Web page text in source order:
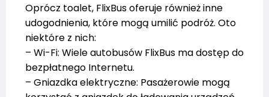
Oprócz toalet, FlixBus oferuje również inne
udogodnienia, które mogą umilić podróż. Oto
niektóre z nich:
– Wi-Fi: Wiele autobusów FlixBus ma dostęp do
bezpłatnego Internetu.
– Gniazdka elektryczne: Pasażerowie mogą